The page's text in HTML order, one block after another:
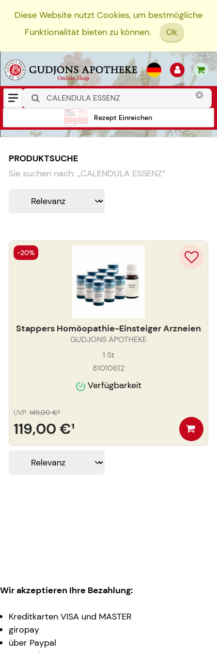
Diese Website nutzt Cookies, um bestmögliche
Funktionalität bieten zu können.
Ok
Rezept Einreichen
PRODUKTSUCHE
Sie suchen nach: „CALENDULA ESSENZ“
Stappers Homöopathie-Einsteiger Arzneien
GUDJONS APOTHEKE
1 St
81010612
Verfügbarkeit
119,00 €¹
UVP: 149,00 €³
-20%
Wir akzeptieren Ihre Bezahlung:
Kreditkarten VISA und MASTER
giropay
über Paypal